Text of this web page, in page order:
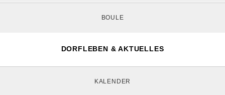
BOULE
DORFLEBEN & AKTUELLES
KALENDER